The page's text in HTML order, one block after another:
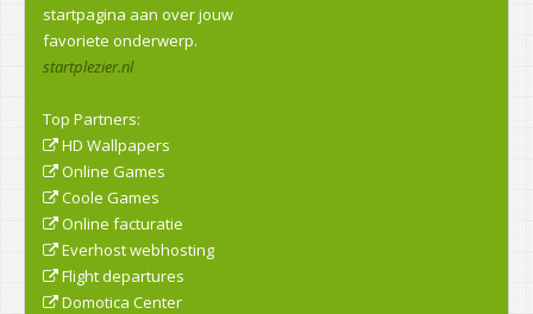
startpagina aan over jouw
favoriete onderwerp.
startplezier.nl
Top Partners:
HD Wallpapers
Online Games
Coole Games
Online facturatie
Everhost webhosting
Flight departures
Domotica Center